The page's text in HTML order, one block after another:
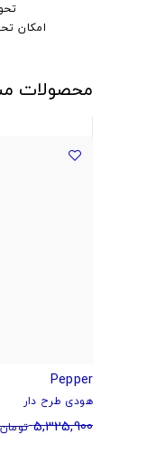
امکان
محصولات
Pepper
هودی طرح دار
5,325,900 تومان